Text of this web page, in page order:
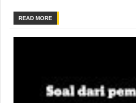
READ MORE